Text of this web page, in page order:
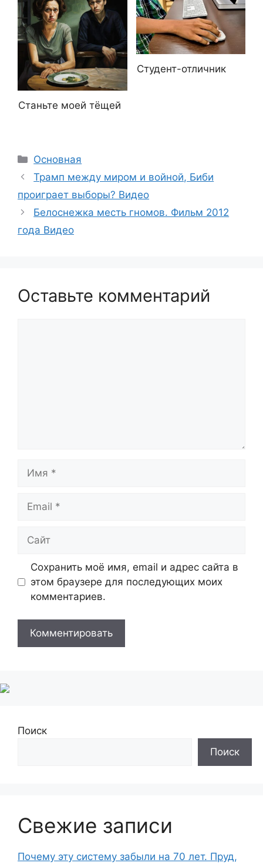
Станьте моей тёщей
Студент-отличник
Рубрики
Основная
Трамп между миром и войной, Биби
проиграет выборы? Видео
Белоснежка месть гномов. Фильм 2012
года Видео
Оставьте комментарий
Имя
Email
Сайт
Сохранить моё имя, email и адрес сайта в
этом браузере для последующих моих
комментариев.
Поиск
Поиск
Свежие записи
Почему эту систему забыли на 70 лет. Пруд,